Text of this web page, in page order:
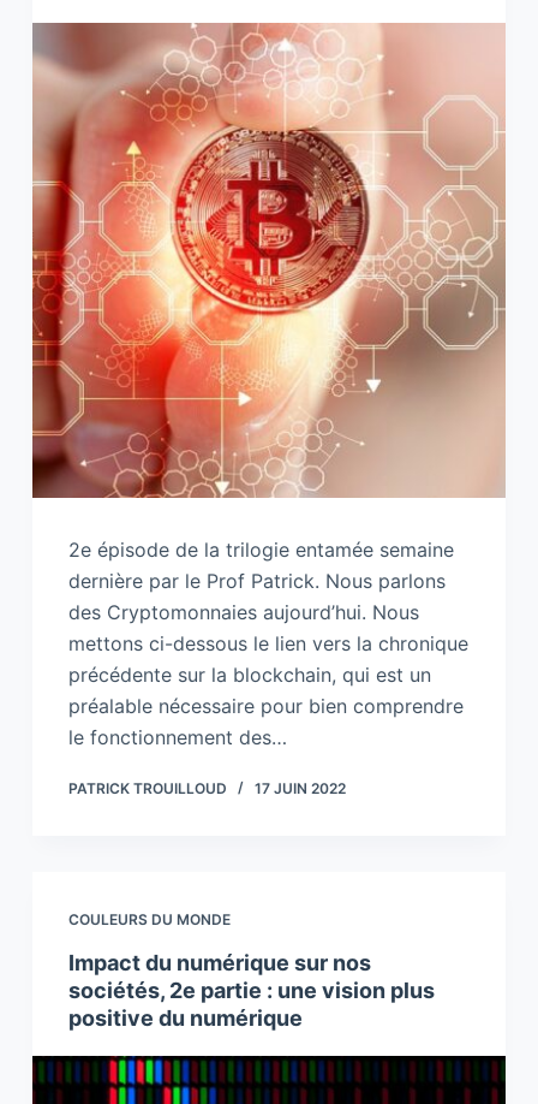
2e épisode de la trilogie entamée semaine
dernière par le Prof Patrick. Nous parlons
des Cryptomonnaies aujourd’hui. Nous
mettons ci-dessous le lien vers la chronique
précédente sur la blockchain, qui est un
préalable nécessaire pour bien comprendre
le fonctionnement des…
PATRICK TROUILLOUD 17 JUIN 2022
COULEURS DU MONDE
Impact du numérique sur nos
sociétés, 2e partie : une vision plus
positive du numérique